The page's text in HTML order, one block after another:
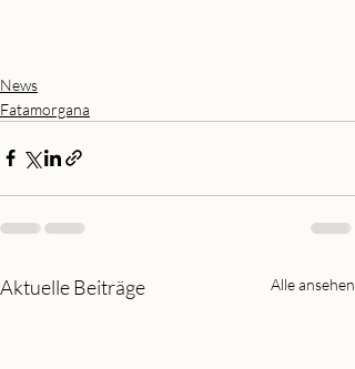
News
Fatamorgana
Aktuelle Beiträge Alle ansehen